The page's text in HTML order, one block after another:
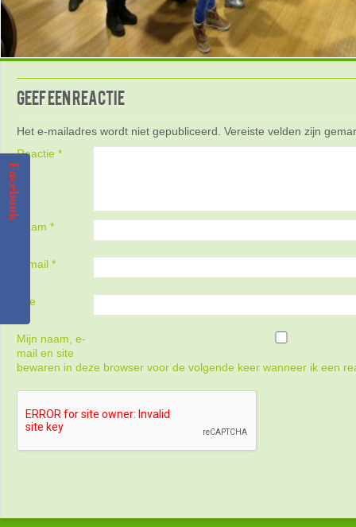
Geef een reactie
Het e-mailadres wordt niet gepubliceerd. Vereiste velden zijn
Reactie *
Naam *
E-mail *
Site
Mijn naam, e-
mail en site
bewaren in deze browser voor de volgende keer wanneer ik een
Facebook